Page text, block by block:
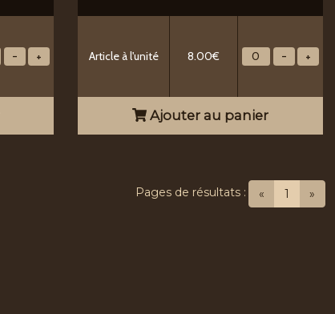
Article à l'unité 8.00€
Ajouter au panier
« 1 »
Pages de résultats :